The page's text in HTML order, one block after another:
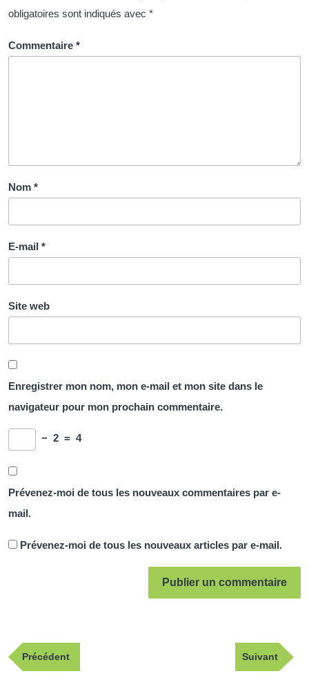
obligatoires sont indiqués avec *
Commentaire *
Nom *
E-mail *
Site web
Enregistrer mon nom, mon e-mail et mon site dans le
navigateur pour mon prochain commentaire.
− 2 = 4
Prévenez-moi de tous les nouveaux commentaires par e-
mail.
Prévenez-moi de tous les nouveaux articles par e-mail.
Navigation
dePublication
précédente
Précédent
Article
suivant
Suivant